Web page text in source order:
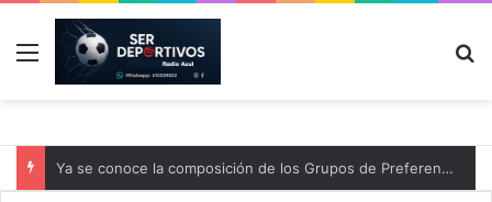
Menú
Ya se conoce la composición de los Grupos de Preferente y el calendario